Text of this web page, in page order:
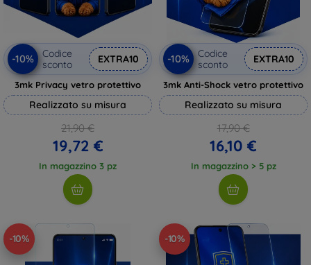
-10%
Codice
sconto
EXTRA10
3mk Privacy vetro protettivo
Realizzato su misura
21,90 €
19,72 €
In magazzino 3 pz
-10%
Codice
sconto
EXTRA10
3mk Anti-Shock vetro protettivo
Realizzato su misura
17,90 €
16,10 €
In magazzino > 5 pz
-10% -10%